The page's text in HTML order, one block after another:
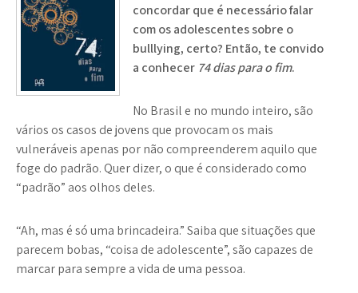
concordar que é necessário falar
com os adolescentes sobre o
bulllying, certo? Então, te convido
a conhecer 74 dias para o fim.
No Brasil e no mundo inteiro, são
vários os casos de jovens que provocam os mais
vulneráveis apenas por não compreenderem aquilo que
foge do padrão. Quer dizer, o que é considerado como
“padrão” aos olhos deles.
“Ah, mas é só uma brincadeira.” Saiba que situações que
parecem bobas, “coisa de adolescente”, são capazes de
marcar para sempre a vida de uma pessoa.